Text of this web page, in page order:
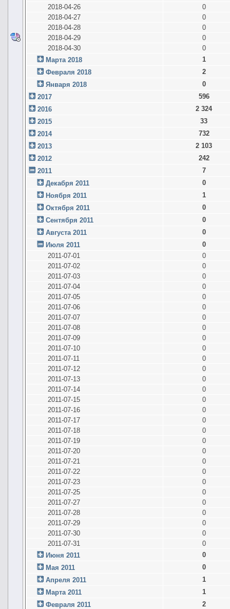
2018-04-26
0
2018-04-27
0
2018-04-28
0
2018-04-29
0
2018-04-30
0
Марта 2018
1
Февраля 2018
2
Января 2018
0
2017
596
2016
2 324
2015
33
2014
732
2013
2 103
2012
242
2011
7
Декабря 2011
0
Ноября 2011
1
Октября 2011
0
Сентября 2011
0
Августа 2011
0
Июля 2011
0
2011-07-01
0
2011-07-02
0
2011-07-03
0
2011-07-04
0
2011-07-05
0
2011-07-06
0
2011-07-07
0
2011-07-08
0
2011-07-09
0
2011-07-10
0
2011-07-11
0
2011-07-12
0
2011-07-13
0
2011-07-14
0
2011-07-15
0
2011-07-16
0
2011-07-17
0
2011-07-18
0
2011-07-19
0
2011-07-20
0
2011-07-21
0
2011-07-22
0
2011-07-23
0
2011-07-25
0
2011-07-27
0
2011-07-28
0
2011-07-29
0
2011-07-30
0
2011-07-31
0
Июня 2011
0
Мая 2011
0
Апреля 2011
1
Марта 2011
1
Февраля 2011
2